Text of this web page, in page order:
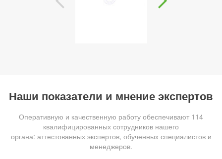
Наши показатели и мнение экспертов
Оперативную и качественную работу обеспечивают 114
квалифицированных сотрудников нашего
органа: аттестованных экспертов, обученных специалистов и
менеджеров.